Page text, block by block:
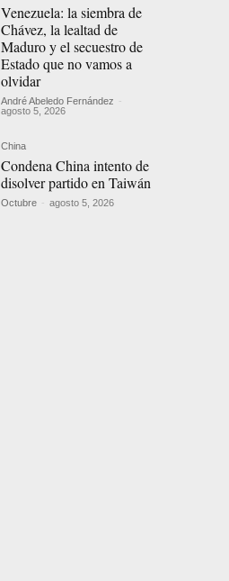
Venezuela: la siembra de
Chávez, la lealtad de
Maduro y el secuestro de
Estado que no vamos a
olvidar
André Abeledo Fernández -
agosto 5, 2026
China
Condena China intento de
disolver partido en Taiwán
Octubre - agosto 5, 2026